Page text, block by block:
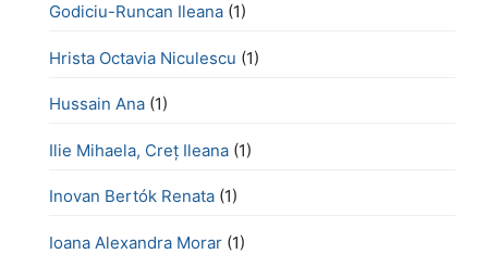
Godiciu-Runcan Ileana (1)
Hrista Octavia Niculescu (1)
Hussain Ana (1)
Ilie Mihaela, Creț Ileana (1)
Inovan Bertók Renata (1)
Ioana Alexandra Morar (1)